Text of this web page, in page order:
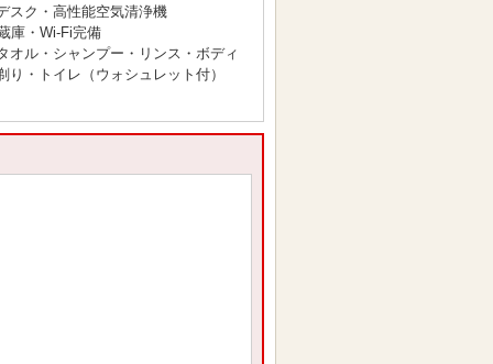
ク・高性能空気清浄機
庫・Wi-Fi完備
オル・シャンプー・リンス・ボディ
・トイレ（ウォシュレット付）